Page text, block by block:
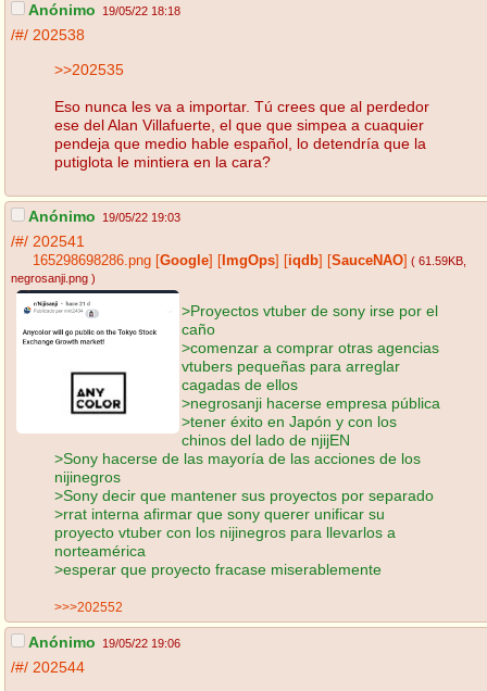
Anónimo 19/05/22 18:18
/#/ 202538
>>202535
Eso nunca les va a importar. Tú crees que al perdedor
ese del Alan Villafuerte, el que que simpea a cuaquier
pendeja que medio hable español, lo detendría que la
putiglota le mintiera en la cara?
Anónimo 19/05/22 19:03
/#/ 202541
165298698286.png Google ImgOps iqdb SauceNAO ( 61.59KB
negrosanji.png )
>Proyectos vtuber de sony irse por el
caño
>comenzar a comprar otras agencias
vtubers pequeñas para arreglar
cagadas de ellos
>negrosanji hacerse empresa pública
>tener éxito en Japón y con los
chinos del lado de njijEN
>Sony hacerse de las mayoría de las acciones de los
nijinegros
>Sony decir que mantener sus proyectos por separado
>rrat interna afirmar que sony querer unificar su
proyecto vtuber con los nijinegros para llevarlos a
norteamérica
>esperar que proyecto fracase miserablemente
>>>202552
Anónimo 19/05/22 19:06
/#/ 202544